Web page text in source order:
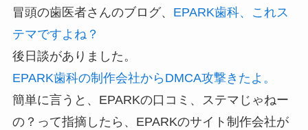
冒頭の歯医者さんのブログ、 EPARK歯科、これス
テマですよね？
後日談がありました。
EPARK歯科の制作会社からDMCA攻撃きたよ。
簡単に言うと、EPARKの口コミ、ステマじゃねー
の？って指摘したら、EPARKのサイト制作会社が